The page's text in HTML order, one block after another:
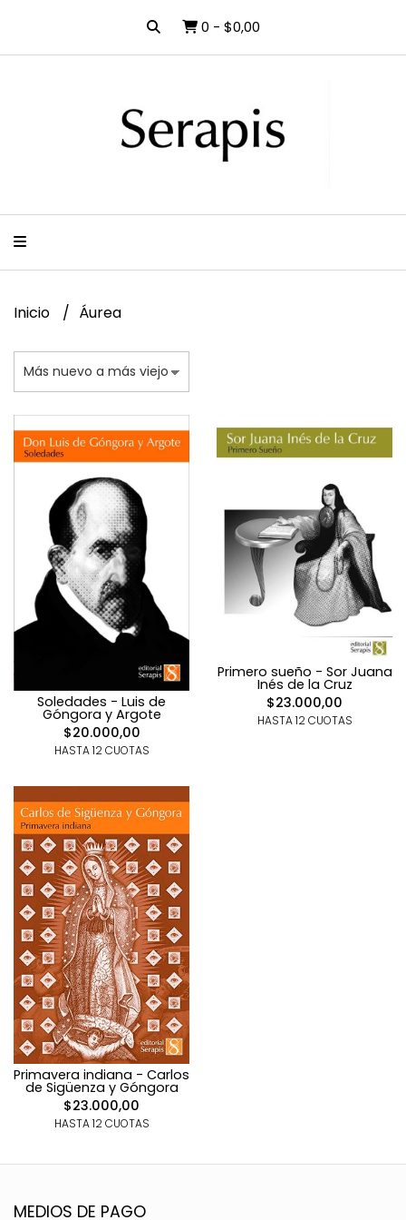
0 - $0,00
Inicio Áurea
Soledades - Luis de
Góngora y Argote
$20.000,00
HASTA 12 CUOTAS
Primero sueño - Sor Juana
Inés de la Cruz
$23.000,00
HASTA 12 CUOTAS
Primavera indiana - Carlos
de Sigüenza y Góngora
$23.000,00
HASTA 12 CUOTAS
MEDIOS DE PAGO